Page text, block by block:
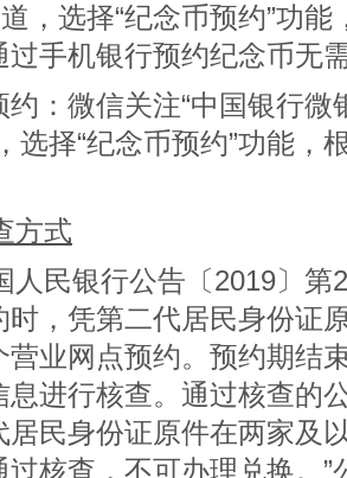
道，选择“纪念币预约”功
过手机银行预约纪念币无
：微信关注“中国银行微
选择“纪念币预约”功能，
方式
人民银行公告〔2019〕第
时，凭第二代居民身份证
营业网点预约。预约期结
息进行核查。通过核查的
居民身份证原件在两家及
核查，不可办理兑换。”